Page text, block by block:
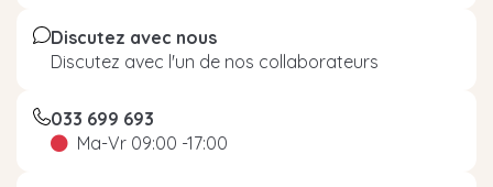
Discutez avec nous
Discutez avec l'un de nos collaborateurs
033 699 693
Ma-Vr 09:00 -17:00